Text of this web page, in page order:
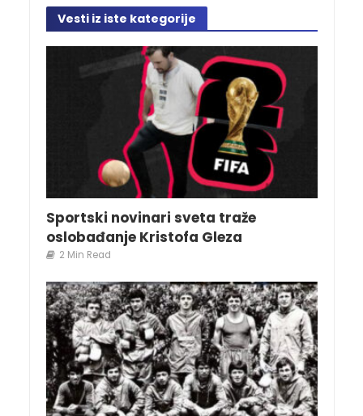
Vesti iz iste kategorije
Sportski novinari sveta traže
oslobađanje Kristofa Gleza
2 Min Read